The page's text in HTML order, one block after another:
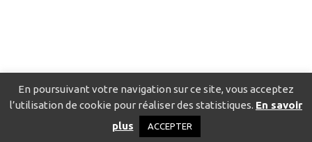
Catalogue pour localiser les fournisseurs
Politique de confidentialité
En poursuivant votre navigation sur ce site, vous acceptez
l’utilisation de cookie pour réaliser des statistiques. En savoir
plus
ACCEPTER